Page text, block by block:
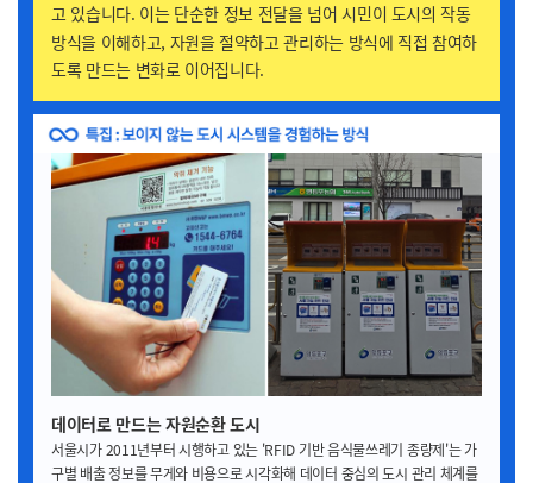
고 있습니다. 이는 단순한 정보 전달을 넘어 시민이 도시의 작동
방식을 이해하고, 자원을 절약하고 관리하는 방식에 직접 참여하
도록 만드는 변화로 이어집니다.
데이터로 만드는 자원순환 도시
서울시가 2011년부터 시행하고 있는 'RFID 기반 음식물쓰레기 종량제'는 가
구별 배출 정보를 무게와 비용으로 시각화해 데이터 중심의 도시 관리 체계를